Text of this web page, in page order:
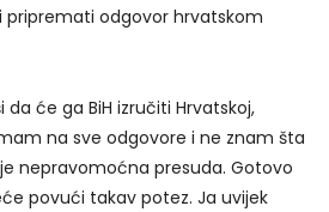
pripremati odgovor hrvatskom
da će ga BiH izručiti Hrvatskoj,
na sve odgovore i ne znam šta
nepravomoćna presuda. Gotovo
povući takav potez. Ja uvijek